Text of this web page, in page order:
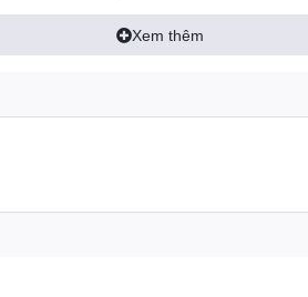
USB-A (cổng đôi): 5V 3.6A
Xem thêm